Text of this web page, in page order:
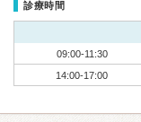
診療時間
09:00-11:30
14:00-17:00